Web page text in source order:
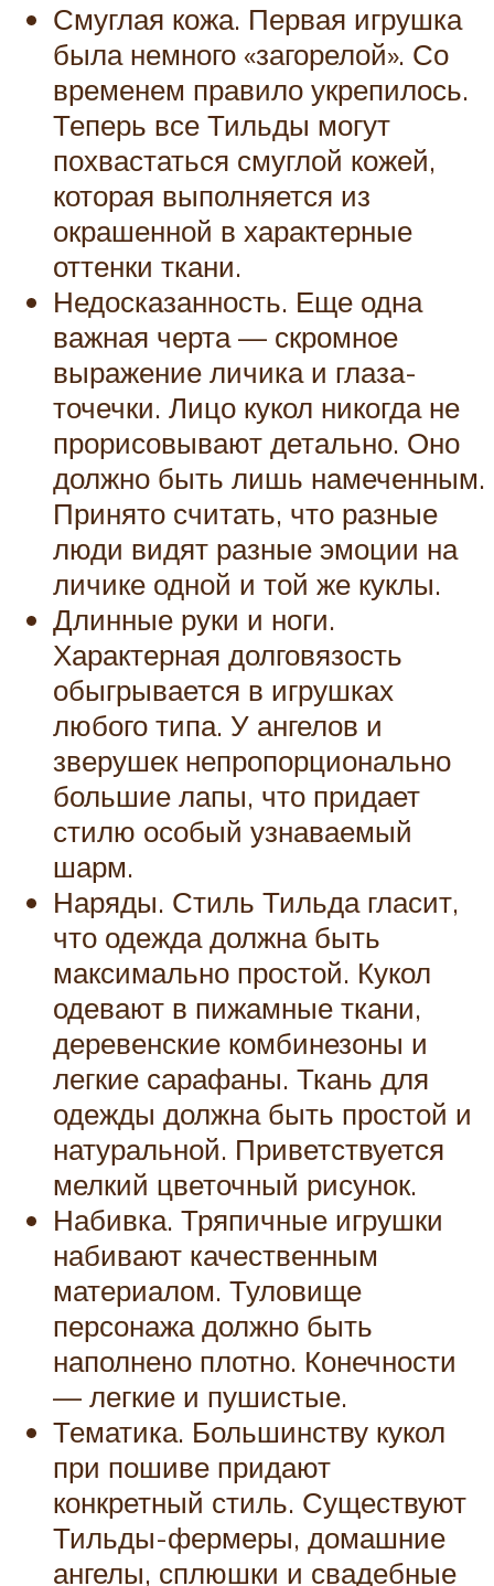
Смуглая кожа. Первая игрушка
была немного «загорелой». Со
временем правило укрепилось.
Теперь все Тильды могут
похвастаться смуглой кожей,
которая выполняется из
окрашенной в характерные
оттенки ткани.
Недосказанность. Еще одна
важная черта — скромное
выражение личика и глаза-
точечки. Лицо кукол никогда не
прорисовывают детально. Оно
должно быть лишь намеченным.
Принято считать, что разные
люди видят разные эмоции на
личике одной и той же куклы.
Длинные руки и ноги.
Характерная долговязость
обыгрывается в игрушках
любого типа. У ангелов и
зверушек непропорционально
большие лапы, что придает
стилю особый узнаваемый
шарм.
Наряды. Стиль Тильда гласит,
что одежда должна быть
максимально простой. Кукол
одевают в пижамные ткани,
деревенские комбинезоны и
легкие сарафаны. Ткань для
одежды должна быть простой и
натуральной. Приветствуется
мелкий цветочный рисунок.
Набивка. Тряпичные игрушки
набивают качественным
материалом. Туловище
персонажа должно быть
наполнено плотно. Конечности
— легкие и пушистые.
Тематика. Большинству кукол
при пошиве придают
конкретный стиль. Существуют
Тильды-фермеры, домашние
ангелы, сплюшки и свадебные